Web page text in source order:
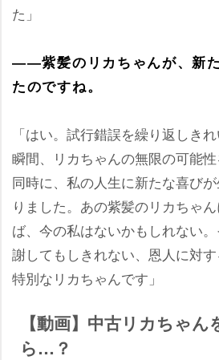
た」
――紫髪のリカちゃんが、新
たのですね。
「はい。試行錯誤を繰り返しき
瞬間、リカちゃんの無限の可能性
同時に、私の人生に新たな喜び
りました。あの紫髪のリカちゃ
ば、今の私はないかもしれない
謝してもしきれない、恩人に対
特別なリカちゃんです」
【動画】中古リカちゃ
ら…？